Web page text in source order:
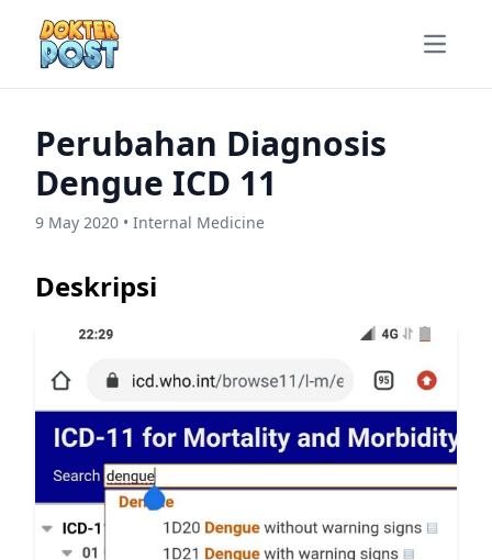
Open
Perubahan Diagnosis
Dengue ICD 11
9 May 2020 • Internal Medicine
Deskripsi